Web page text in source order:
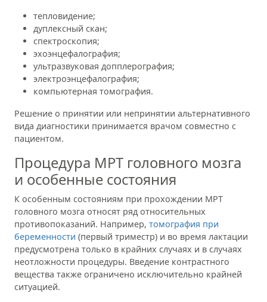
тепловидение;
дуплексный скан;
спектроскопия;
эхоэнцефалография;
ультразвуковая допплерография;
электроэнцефалография;
компьютерная томография.
Решение о принятии или непринятии альтернативного
вида диагностики принимается врачом совместно с
пациентом.
Процедура МРТ головного мозга
и особенные состояния
К особенным состояниям при прохождении МРТ
головного мозга относят ряд относительных
противопоказаний. Например, томография при
беременности (первый триместр) и во время лактации
предусмотрена только в крайних случаях и в случаях
неотложности процедуры. Введение контрастного
вещества также ограничено исключительно крайней
ситуацией.